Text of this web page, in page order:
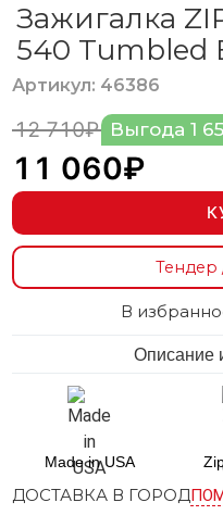
Зажигалка
540 Tumbled
Артикул: 46386
12 710₽ Выгода 1
11 060₽
Тендер
В
Описание
Made in USA
ДОСТАВКА В ГОРОД